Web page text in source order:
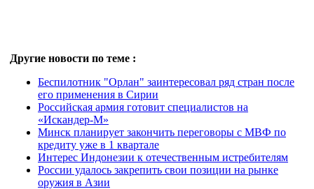
Другие новости по теме :
Беспилотник "Орлан" заинтересовал ряд стран после
его применения в Сирии
Российская армия готовит специалистов на
«Искандер-М»
Минск планирует закончить переговоры с МВФ по
кредиту уже в 1 квартале
Интерес Индонезии к отечественным истребителям
России удалось закрепить свои позиции на рынке
оружия в Азии